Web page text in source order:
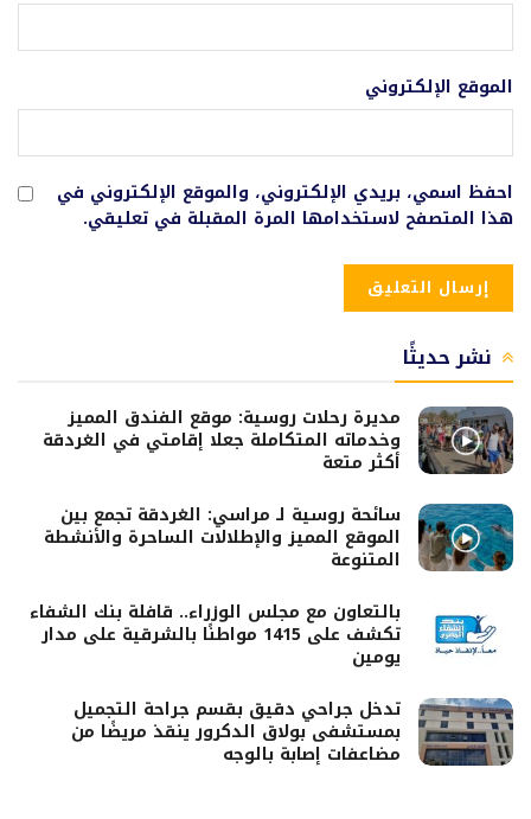
الموقع الإلكتروني
احفظ اسمي، بريدي الإلكتروني، والموقع الإلكتروني في
هذا المتصفح لاستخدامها المرة المقبلة في تعليقي.
نشر حديثًا
مديرة رحلات روسية: موقع الفندق المميز
وخدماته المتكاملة جعلا إقامتي في الغردقة
أكثر متعة
سائحة روسية لـ مراسي: الغردقة تجمع بين
الموقع المميز والإطلالات الساحرة والأنشطة
المتنوعة
بالتعاون مع مجلس الوزراء.. قافلة بنك الشفاء
تكشف على 1415 مواطنًا بالشرقية على مدار
يومين
تدخل جراحي دقيق بقسم جراحة التجميل
بمستشفى بولاق الدكرور ينقذ مريضًا من
مضاعفات إصابة بالوجه